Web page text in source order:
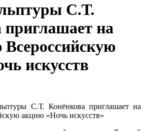
С.Т.
приглашает на
Всероссийскую
искусств
С.Т. Конёнкова приглашает на
акцию «Ночь искусств»